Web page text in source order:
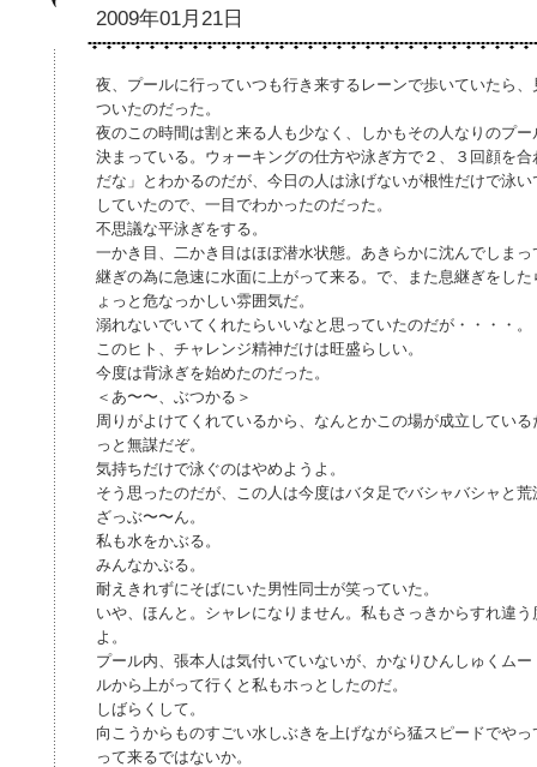
2009年01月21日
夜、プールに行っていつも行き来するレーンで歩いていたら
ついたのだった。
夜のこの時間は割と来る人も少なく、しかもその人なりのプ
決まっている。ウォーキングの仕方や泳ぎ方で２、３回顔を
だな」とわかるのだが、今日の人は泳げないが根性だけで泳
していたので、一目でわかったのだった。
不思議な平泳ぎをする。
一かき目、二かき目はほぼ潜水状態。あきらかに沈んでしま
継ぎの為に急速に水面に上がって来る。で、また息継ぎをし
ょっと危なっかしい雰囲気だ。
溺れないでいてくれたらいいなと思っていたのだが・・・・。
このヒト、チャレンジ精神だけは旺盛らしい。
今度は背泳ぎを始めたのだった。
＜あ〜〜、ぶつかる＞
周りがよけてくれているから、なんとかこの場が成立してい
っと無謀だぞ。
気持ちだけで泳ぐのはやめようよ。
そう思ったのだが、この人は今度はバタ足でバシャバシャと
ざっぶ〜〜ん。
私も水をかぶる。
みんなかぶる。
耐えきれずにそばにいた男性同士が笑っていた。
いや、ほんと。シャレになりません。私もさっきからすれ違
よ。
プール内、張本人は気付いていないが、かなりひんしゅくム
ルから上がって行くと私もホっとしたのだ。
しばらくして。
向こうからものすごい水しぶきを上げながら猛スピードでや
って来るではないか。